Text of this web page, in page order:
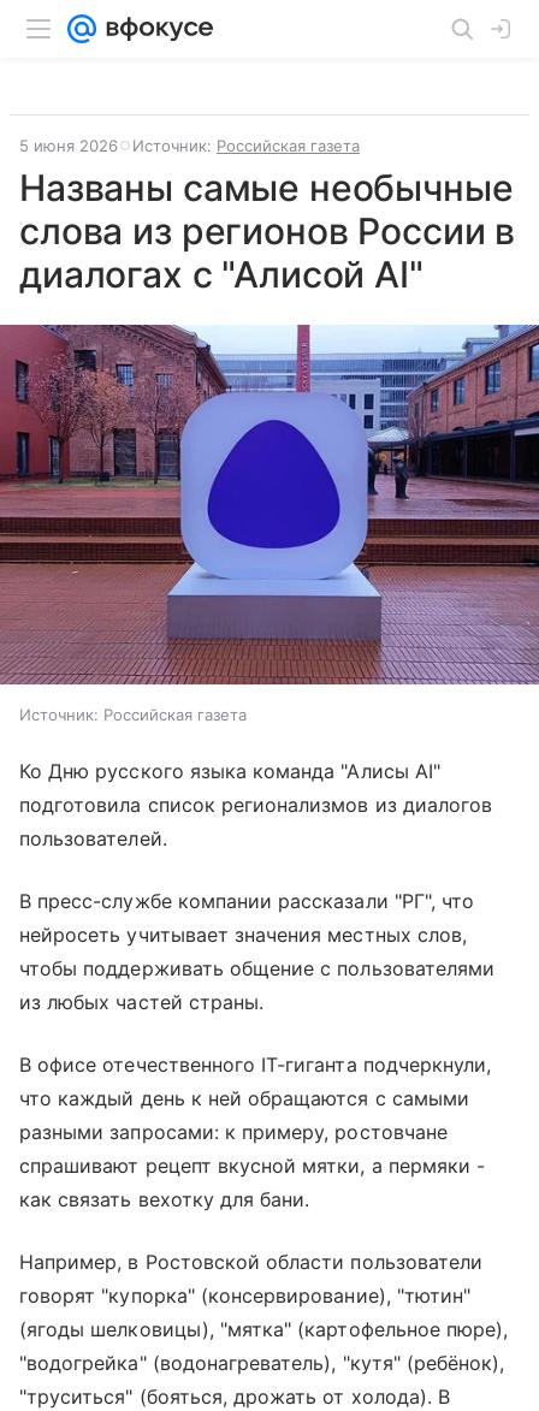
5 июня 2026 Источник: Российская газета
Названы самые необычные
слова из регионов России в
диалогах с "Алисой AI"
Источник: Российская газета
Ко Дню русского языка команда "Алисы AI"
подготовила список регионализмов из диалогов
пользователей.
В пресс-службе компании рассказали "РГ", что
нейросеть учитывает значения местных слов,
чтобы поддерживать общение с пользователями
из любых частей страны.
В офисе отечественного IT-гиганта подчеркнули,
что каждый день к ней обращаются с самыми
разными запросами: к примеру, ростовчане
спрашивают рецепт вкусной мятки, а пермяки -
как связать вехотку для бани.
Например, в Ростовской области пользователи
говорят "купорка" (консервирование), "тютин"
(ягоды шелковицы), "мятка" (картофельное пюре),
"водогрейка" (водонагреватель), "кутя" (ребёнок),
"труситься" (бояться, дрожать от холода). В